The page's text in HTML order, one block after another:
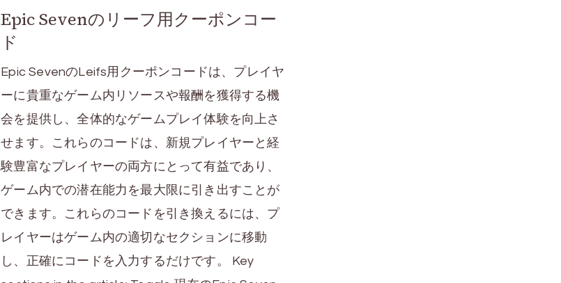
Epic Sevenのリーフ用クーポンコー
ド
Epic SevenのLeifs用クーポンコードは、プレイヤ
ーに貴重なゲーム内リソースや報酬を獲得する機
会を提供し、全体的なゲームプレイ体験を向上さ
せます。これらのコードは、新規プレイヤーと経
験豊富なプレイヤーの両方にとって有益であり、
ゲーム内での潜在能力を最大限に引き出すことが
できます。これらのコードを引き換えるには、プ
レイヤーはゲーム内の適切なセクションに移動
し、正確にコードを入力するだけです。 Key